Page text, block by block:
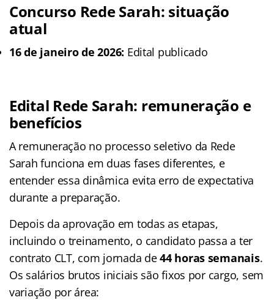
Concurso Rede Sarah: situação
atual
16 de janeiro de 2026: Edital publicado
Edital Rede Sarah: remuneração e
benefícios
A remuneração no processo seletivo da Rede
Sarah funciona em duas fases diferentes, e
entender essa dinâmica evita erro de expectativa
durante a preparação.
Depois da aprovação em todas as etapas,
incluindo o treinamento, o candidato passa a ter
contrato CLT, com jornada de44 horas semanais.
Os salários brutos iniciais são fixos por cargo, sem
variação por área: